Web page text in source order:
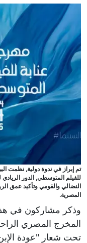
تم إبراز في ندوة دولية, نظمت
للفيلم المتوسطي, الدور الريادي
النضالي والقومي وتأكيد عمق
المصرية.
وذكر مشاركون في هذه
تحت شعار "عودة